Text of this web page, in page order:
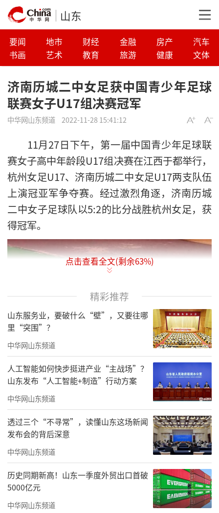
山东
要闻 地市 财经 金融 房产
汽车
书画
艺术 教育 旅游 健康 文体
济南历城二中女足获中国青少年足球
联赛女子U17组决赛冠军
中华网山东频道 2022-11-28 15:41:12
11月27日下午，第一届中国青少年足球联
赛女子高中年龄段U17组决赛在江西于都举行，
杭州女足U17、济南历城二中女足U17两支队伍
上演冠亚军争夺赛。经过激烈角逐，济南历城
二中女子足球队以5:2的比分战胜杭州女足，获
得冠军。
点击查看全文(剩余63%)
精彩推荐
山东服务业，要破什么“壁”，又要往哪
里“突围”？
中华网山东频道
人工智能如何快步挺进产业“主战场”？
山东发布“人工智能+制造”行动方案
中华网山东频道
透过三个“不寻常”，读懂山东这场新闻
发布会的背后深意
中华网山东频道
历史同期新高！山东一季度外贸出口首破
5000亿元
中华网山东频道